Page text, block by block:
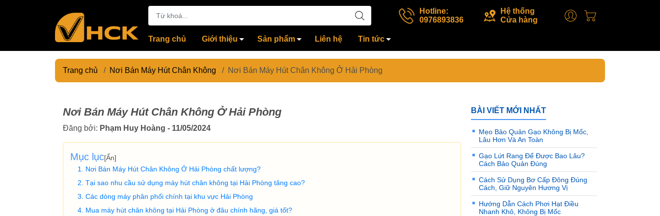
Hotline:
0976893836
Hệ thống
Cửa hàng
Trang chủ Giới thiệu Sản phẩm Liên hệ Tin tức
Trang chủ / Nơi Bán Máy Hút Chân Không / Nơi Bán Máy Hút Chân Không Ở Hải Phòng
Nơi Bán Máy Hút Chân Không Ở Hải Phòng
Đăng bởi: Phạm Huy Hoàng - 11/05/2024
Mục lục[Ẩn]
Nơi Bán Máy Hút Chân Không Ở Hải Phòng chất lượng?
Tại sao nhu cầu sử dụng máy hút chân không tại Hải Phòng tăng cao?
Các dòng máy phân phối chính tại khu vực Hải Phòng
Mua máy hút chân không tại Hải Phòng ở đâu chính hãng, giá tốt?
BÀI VIẾT MỚI NHẤT
Mẹo Bảo Quản Gạo Không Bị Mốc,
Lâu Hơn Và An Toàn
Gạo Lứt Rang Để Được Bao Lâu?
Cách Bảo Quản Đúng
Cách Sử Dụng Bơ Cấp Đông Đúng
Cách, Giữ Nguyên Hương Vị
Hướng Dẫn Cách Phơi Hạt Điều
Nhanh Khô, Không Bị Mốc